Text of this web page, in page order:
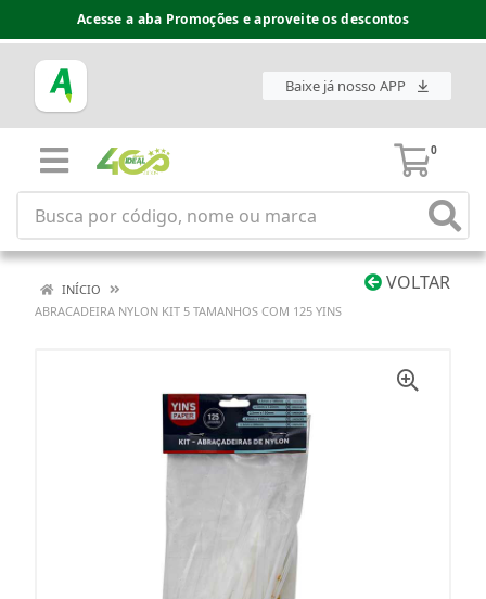
Acesse a aba Promoções e aproveite os descontos
Baixe já nosso APP
0
VOLTAR
INÍCIO
ABRACADEIRA NYLON KIT 5 TAMANHOS COM 125 YINS